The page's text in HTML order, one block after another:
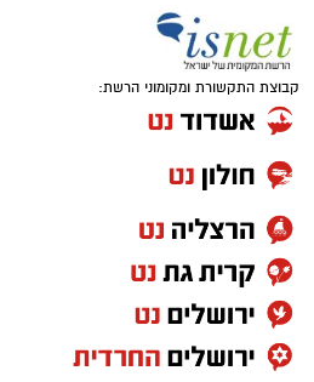
קבוצת התקשורת ומקומוני הרשת: